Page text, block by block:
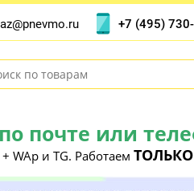
почте или
+ WAp и TG. Работаем
+7 (495)